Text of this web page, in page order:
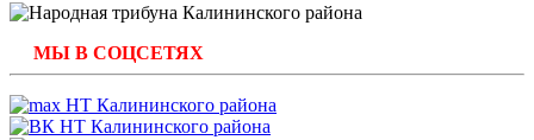
МЫ В СОЦСЕТЯХ